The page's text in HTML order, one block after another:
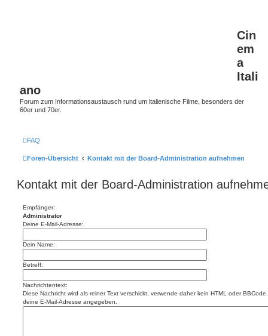
Cin
em
a
Itali
ano
Forum zum Informationsaustausch rund um italienische Filme, besonders der
60er und 70er.
FAQ
Foren-Übersicht Kontakt mit der Board-Administration aufnehmen
Kontakt mit der Board-Administration
Empfänger:
Administrator
Deine E-Mail-Adresse:
Dein Name:
Betreff:
Nachrichtentext:
Diese Nachricht wird als reiner Text verschickt, verwende daher kein HTML oder
deine E-Mail-Adresse angegeben.